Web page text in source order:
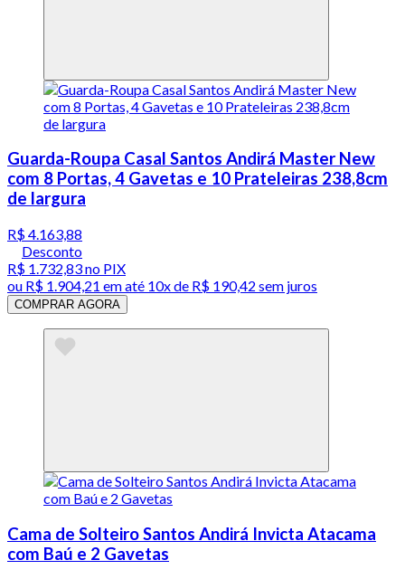
Guarda-Roupa Casal Santos Andirá Master New
com 8 Portas, 4 Gavetas e 10 Prateleiras 238,8cm
de largura
R$ 4.163,88
Desconto
R$ 1.732,83no PIX
ou R$ 1.904,21 em até 10x de R$ 190,42 sem juros
COMPRAR AGORA
Cama de Solteiro Santos Andirá Invicta Atacama
com Baú e 2 Gavetas